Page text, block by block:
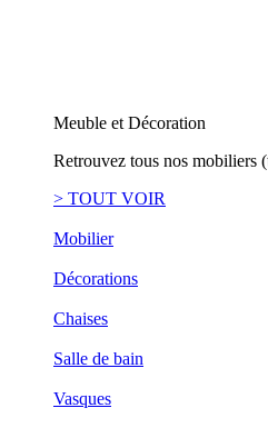
Meuble et Décoration
Retrouvez tous nos mobiliers
> TOUT VOIR
Mobilier
Décorations
Chaises
Salle de bain
Vasques